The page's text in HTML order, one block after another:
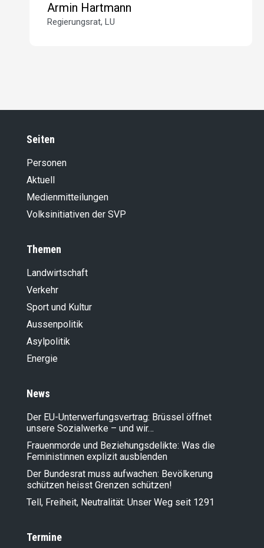
Armin Hartmann
Regierungsrat, LU
Seiten
Personen
Aktuell
Medienmitteilungen
Volksinitiativen der SVP
Themen
Landwirt­schaft
Verkehr
Sport und Kultur
Aussenpolitik
Asylpolitik
Energie
News
Der EU-Unterwerfungsvertrag: Brüssel öffnet
unsere Sozialwerke – und wir…
Frauenmorde und Beziehungsdelikte: Was die
Feministinnen explizit ausblenden
Der Bundesrat muss aufwachen: Bevölkerung
schützen heisst Grenzen schützen!
Tell, Freiheit, Neutralität: Unser Weg seit 1291
Termine